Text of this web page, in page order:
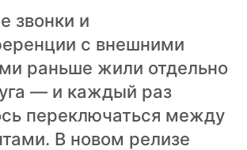
звонки и
с внешними
раньше жили отдельно
— и каждый раз
переключаться между
В новом релизе